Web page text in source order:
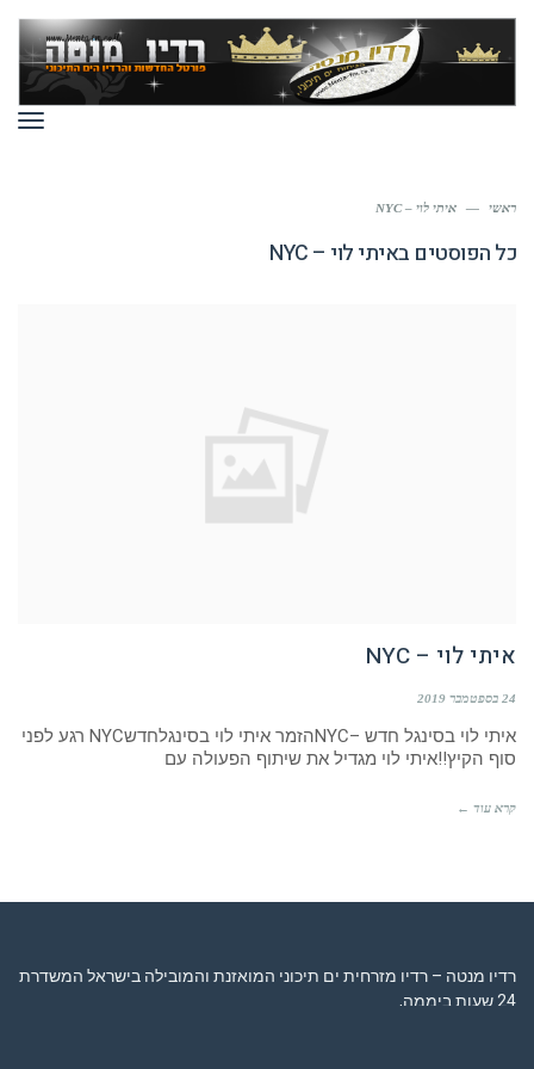
ראשי — איתי לוי – NYC
כל הפוסטים באיתי לוי – NYC
איתי לוי – NYC
24 בספטמבר 2019
איתי לוי בסינגל חדש –NYCהזמר איתי לוי בסינגלחדשNYC רגע לפני
סוף הקיץ!!איתי לוי מגדיל את שיתוף הפעולה עם
קרא עוד ←
רדיו מנטה – רדיו מזרחית ים תיכוני המואזנת והמובילה בישראל המשדרת
24 שעות ביממה,